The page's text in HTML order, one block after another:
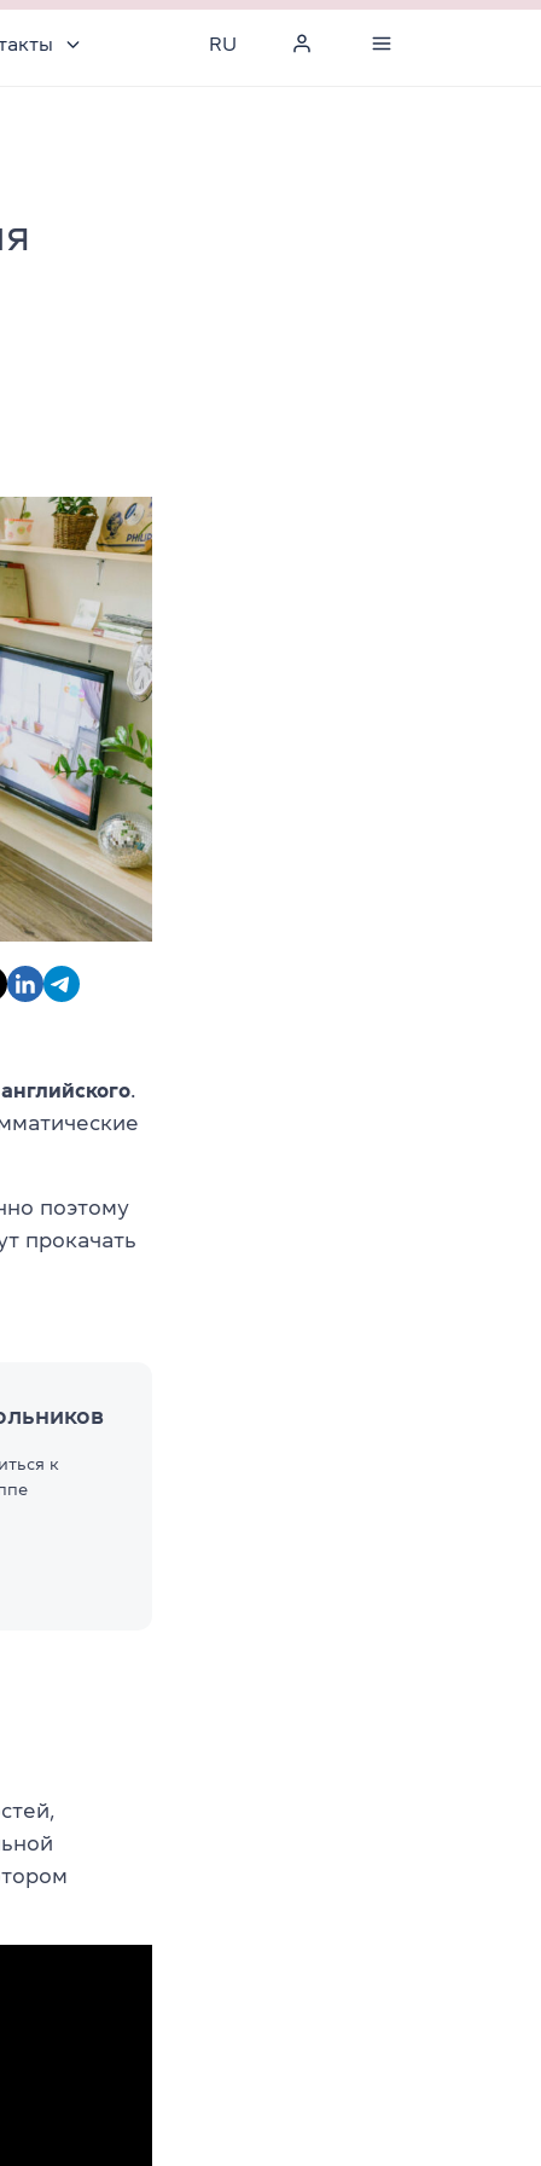
RU
.
поэтому
прокачать
к